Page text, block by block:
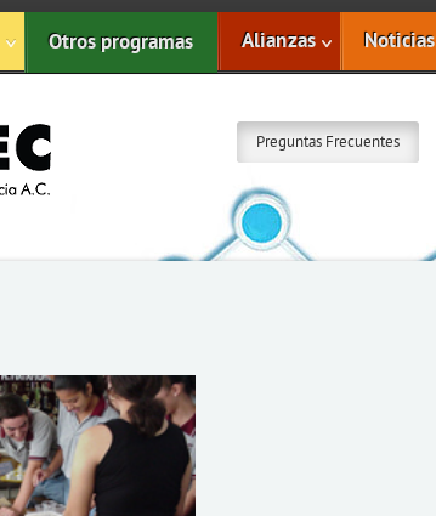
Otros programas Alianzas Noticias
Preguntas Frecuentes